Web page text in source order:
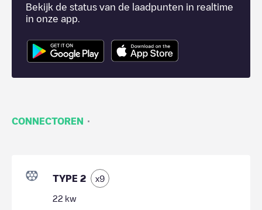
Bekijk de status van de laadpunten in realtime
in onze app.
CONNECTOREN ·
TYPE 2 x9
22 kw